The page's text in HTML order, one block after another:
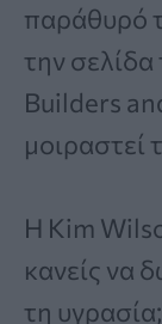
παράθυρό
την
Builders
μοιραστεί
Η Kim
κανείς να
τη